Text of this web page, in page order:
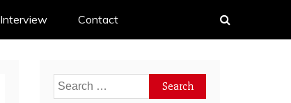
Interview Contact
Search